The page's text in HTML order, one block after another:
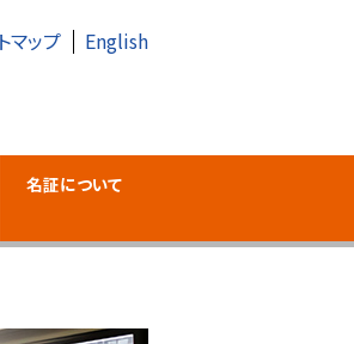
マップ English
名証について